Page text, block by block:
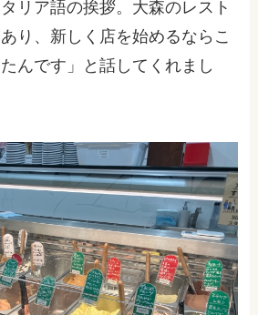
リア語の挨拶。大森のレスト
り、新しく店を始めるならこ
んです」と話してくれまし